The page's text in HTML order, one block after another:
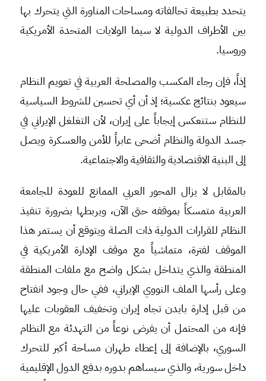
يتحدد بطبيعة تحالفاته ومساحات المناورة التي يتحرك بها
بين الأطراف الدولية لا سيما الولايات المتحدة الأمريكية
وروسيا.
إذاً، فإن رجاء المكسب والمصلحة العربية في تعويم النظام
سيعود بنتائج عكسية؛ إذ أن أي تحسين للشروط السياسية
للنظام ستنعكس إيجاباً على إيران، لأن التغلغل الإيراني في
جسد الدولة والنظام أضحى عابراً للأمن والعسكرة ويصل
إلى البنية الاقتصادية والثقافية والاجتماعية.
بالمقابل لا يزال المحور العربي الممانع للعودة للجامعة
العربية متمسكاً بموقفه حتى الآن، ويربطها بضرورة تنفيذ
النظام للقرارات الدولية ذات الصلة ويتوقع أن يستمر هذا
الموقف لفترة، متماشياً مع موقف الإدارة الأمريكية في
المنطقة والذي يتداخل بشكل واضح مع ملفات المنطقة
وعلى رأسها الملف النووي الإيراني، ففي حال وجود انفتاح
من قبل إدارة بايدن تجاه إيران وتخفيف العقوبات عليها
فإنه من المحتمل أن يفرض نوعاً من التهدئة مع النظام
السوري، بالإضافة إلى إعطاء طهران مساحة أكبر للتحرك
داخل سورية، والذي سيساهم بدوره بدفع الدول الإقليمية